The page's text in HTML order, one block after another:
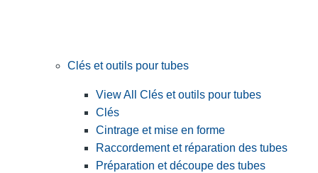
Clés et outils pour tubes
View All Clés et outils pour tubes
Clés
Cintrage et mise en forme
Raccordement et réparation des tubes
Préparation et découpe des tubes